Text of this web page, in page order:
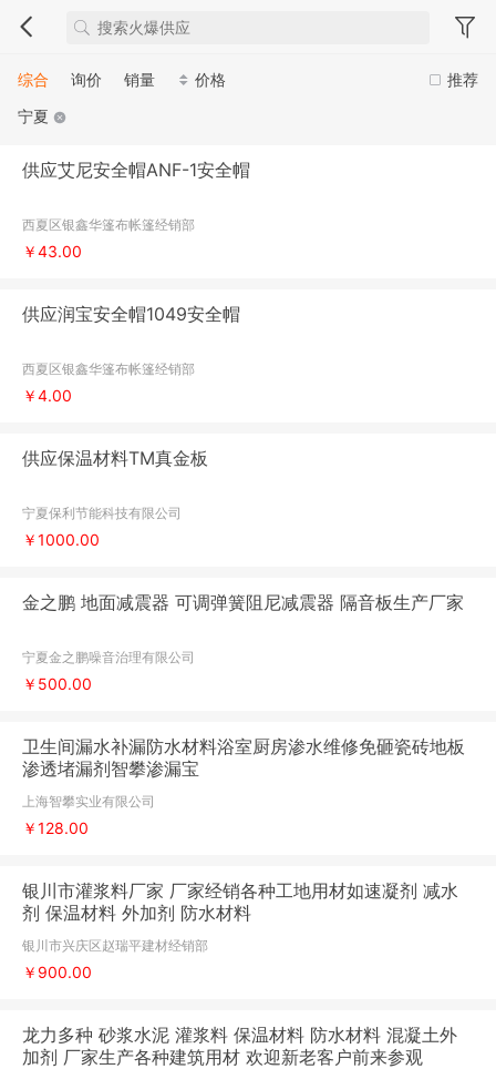
推荐
综合 询价 销量
价格
宁夏
供应艾尼安全帽ANF-1安全帽
西夏区银鑫华篷布帐篷经销部
￥43.00
供应润宝安全帽1049安全帽
西夏区银鑫华篷布帐篷经销部
￥4.00
供应保温材料TM真金板
宁夏保利节能科技有限公司
￥1000.00
金之鹏 地面减震器 可调弹簧阻尼减震器 隔音板生产厂家
宁夏金之鹏噪音治理有限公司
￥500.00
卫生间漏水补漏防水材料浴室厨房渗水维修免砸瓷砖地板
渗透堵漏剂智攀渗漏宝
上海智攀实业有限公司
￥128.00
银川市灌浆料厂家 厂家经销各种工地用材如速凝剂 减水
剂 保温材料 外加剂 防水材料
银川市兴庆区赵瑞平建材经销部
￥900.00
龙力多种 砂浆水泥 灌浆料 保温材料 防水材料 混凝土外
加剂 厂家生产各种建筑用材 欢迎新老客户前来参观